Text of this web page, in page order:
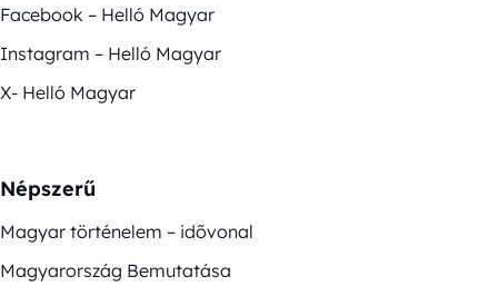
Facebook – Helló Magyar
Instagram – Helló Magyar
X- Helló Magyar
Népszerű
Magyar történelem – idővonal
Magyarország Bemutatása